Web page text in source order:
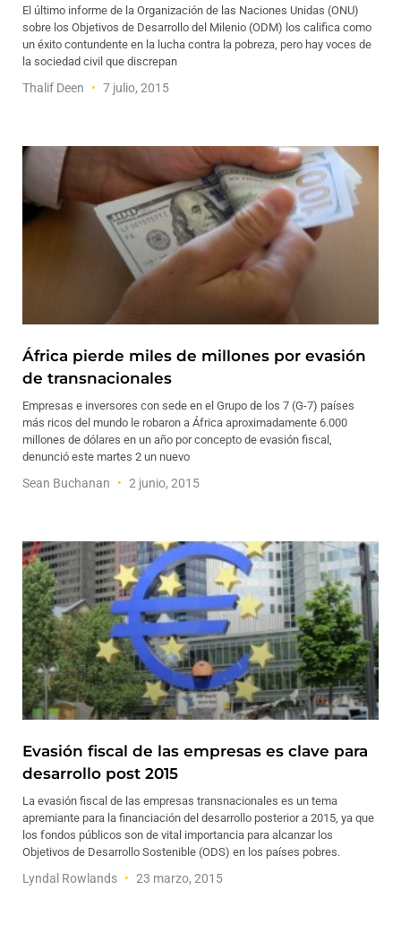
El último informe de la Organización de las Naciones Unidas (ONU)
sobre los Objetivos de Desarrollo del Milenio (ODM) los califica como
un éxito contundente en la lucha contra la pobreza, pero hay voces de
la sociedad civil que discrepan
Thalif Deen 7 julio, 2015
África pierde miles de millones por evasión
de transnacionales
Empresas e inversores con sede en el Grupo de los 7 (G-7) países
más ricos del mundo le robaron a África aproximadamente 6.000
millones de dólares en un año por concepto de evasión fiscal,
denunció este martes 2 un nuevo
Sean Buchanan 2 junio, 2015
Evasión fiscal de las empresas es clave para
desarrollo post 2015
La evasión fiscal de las empresas transnacionales es un tema
apremiante para la financiación del desarrollo posterior a 2015, ya que
los fondos públicos son de vital importancia para alcanzar los
Objetivos de Desarrollo Sostenible (ODS) en los países pobres.
Lyndal Rowlands 23 marzo, 2015